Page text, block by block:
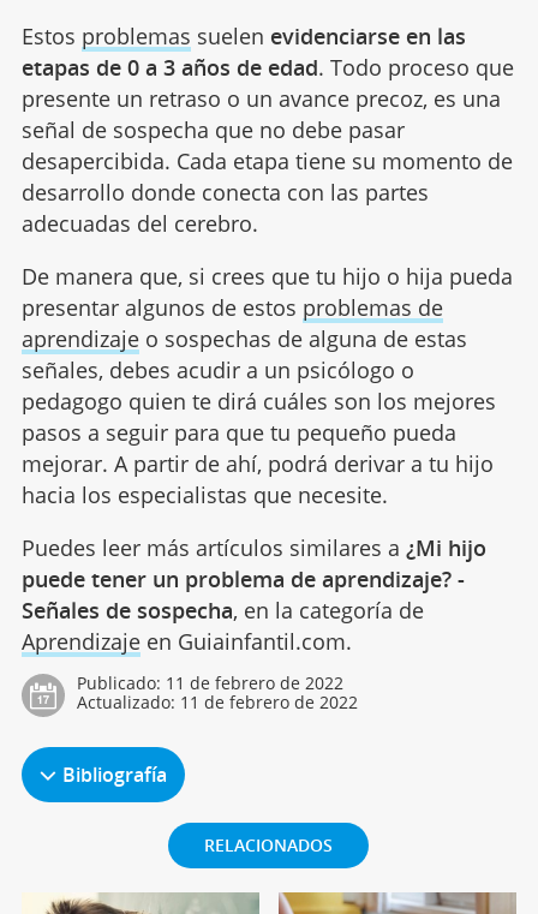
Estos problemas suelen evidenciarse en las
etapas de 0 a 3 años de edad. Todo proceso que
presente un retraso o un avance precoz, es una
señal de sospecha que no debe pasar
desapercibida. Cada etapa tiene su momento de
desarrollo donde conecta con las partes
adecuadas del cerebro.
De manera que, si crees que tu hijo o hija pueda
presentar algunos de estos problemas de
aprendizajeo sospechas de alguna de estas
señales, debes acudir a un psicólogo o
pedagogo quien te dirá cuáles son los mejores
pasos a seguir para que tu pequeño pueda
mejorar. A partir de ahí, podrá derivar a tu hijo
hacia los especialistas que necesite.
Puedes leer más artículos similares a ¿Mi hijo
puede tener un problema de aprendizaje? -
Señales de sospecha, en la categoría de
Aprendizajeen Guiainfantil.com.
Publicado: 11 de febrero de 2022
Actualizado: 11 de febrero de 2022
Bibliografía
RELACIONADOS